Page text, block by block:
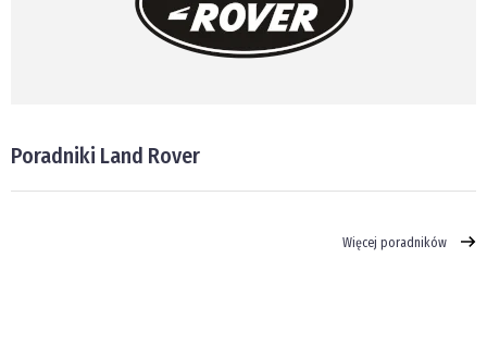
Poradniki Land Rover
Więcej poradników